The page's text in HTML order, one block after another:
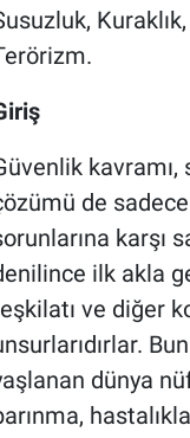
kavramı,
de
karşı
ilk akla
ve diğer
dünya